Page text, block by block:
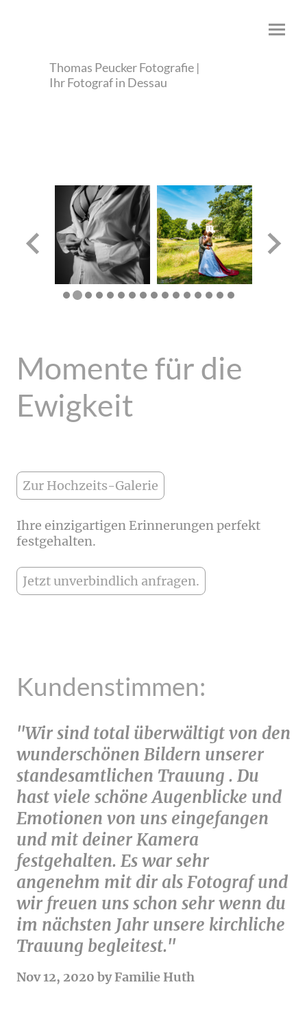
Thomas Peucker Fotografie |
Ihr Fotograf in Dessau
Momente für die
Ewigkeit
Zur Hochzeits-Galerie
Ihre einzigartigen Erinnerungen perfekt
festgehalten.
Jetzt unverbindlich anfragen.
Kundenstimmen:
"Wir sind total überwältigt von den
wunderschönen Bildern unserer
standesamtlichen Trauung . Du
hast viele schöne Augenblicke und
Emotionen von uns eingefangen
und mit deiner Kamera
festgehalten. Es war sehr
angenehm mit dir als Fotograf und
wir freuen uns schon sehr wenn du
im nächsten Jahr unsere kirchliche
Trauung begleitest."
Nov 12, 2020 by Familie Huth